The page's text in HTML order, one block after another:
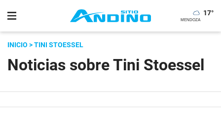
17°
INICIO > TINI STOESSEL
Noticias sobre Tini Stoessel